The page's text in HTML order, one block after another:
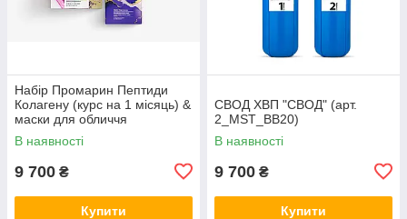
Набір Промарин Пептиди
Колагену (курс на 1 місяць) &
маски для обличчя
біоцелюлозні Skin Harmony
(5 саше)
В наявності
9 700 ₴
Купити
СВОД ХВП "СВОД" (арт.
2_MST_BB20)
В наявності
9 700 ₴
Купити